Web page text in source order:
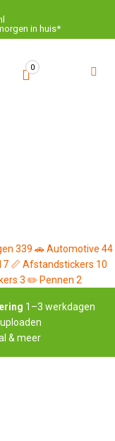
in huis*
0
339 🚗Automotive 44
📏 Afstandstickers 10
3 ✏️ Pennen 2
1–3 werkdagen
& meer